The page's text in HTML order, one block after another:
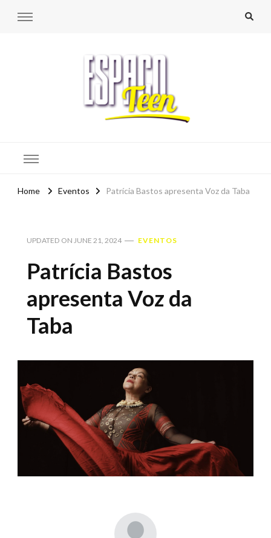
Home Eventos Patrícia Bastos apresenta Voz da Taba
UPDATED ON JUNE 21, 2024 EVENTOS
Patrícia Bastos
apresenta Voz da
Taba